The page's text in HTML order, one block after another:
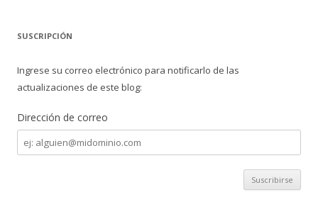
SUSCRIPCIÓN
Ingrese su correo electrónico para notificarlo de las
actualizaciones de este blog:
Dirección de correo
Dirección
de
correo